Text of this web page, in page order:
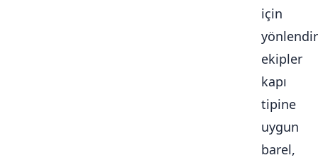
için
ekipler
kapı
tipine
uygun
barel,